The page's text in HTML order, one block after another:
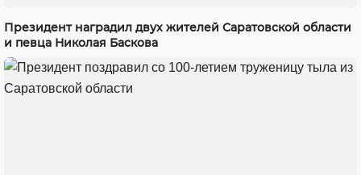
Президент наградил двух жителей Саратовской области
и певца Николая Баскова